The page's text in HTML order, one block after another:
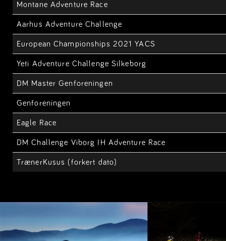
Montane Adventure Race
Aarhus Adventure Challenge
European Championships 2021 YACS
Yeti Adventure Challenge Silkeborg
DM Master Genforeningen
Genforeningen
Eagle Race
DM Challenge Viborg IH Adventure Race
TrænerKusus (forkert dato)